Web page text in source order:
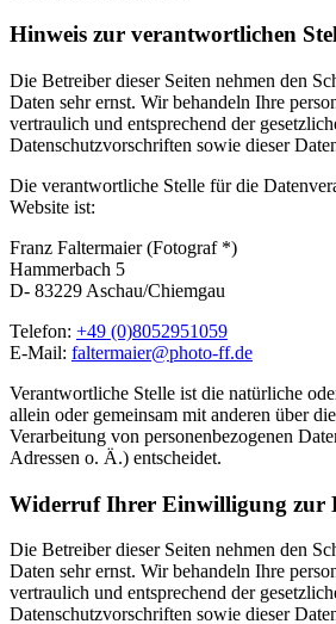
Hinweis zur verantwortlichen
Die Betreiber dieser Seiten nehmen den
Daten sehr ernst. Wir behandeln Ihre
vertraulich und entsprechend der
Datenschutzvorschriften sowie dieser
Die verantwortliche Stelle für die
Website ist:
Franz Faltermaier (Fotograf *)
Hammerbach 5
D- 83229 Aschau/Chiemgau
Telefon: +49 (0)8052951059
E-Mail: faltermaier@photo-ff.de
Verantwortliche Stelle ist die natürliche
allein oder gemeinsam mit anderen über
Verarbeitung von personenbezogenen
Adressen o. Ä.) entscheidet.
Widerruf Ihrer Einwilligung zur
Die Betreiber dieser Seiten nehmen den
Daten sehr ernst. Wir behandeln Ihre
vertraulich und entsprechend der
Datenschutzvorschriften sowie dieser